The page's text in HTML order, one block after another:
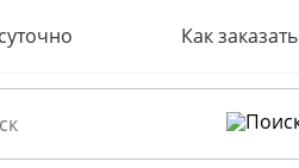
Как заказать